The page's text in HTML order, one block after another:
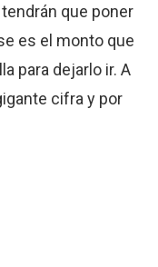
que poner
es el monto que
para dejarlo ir. A
cifra y por